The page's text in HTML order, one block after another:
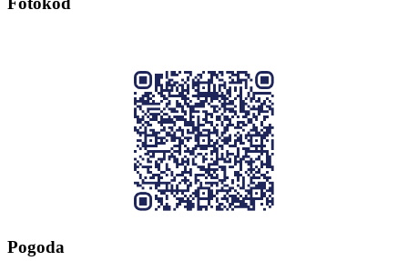
Pogoda